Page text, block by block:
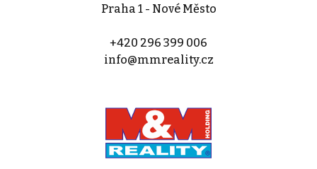
Praha 1 - Nové Město
+420 296 399 006
info@mmreality.cz